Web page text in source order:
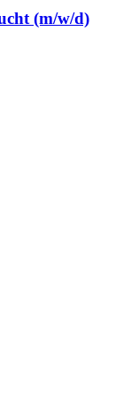
(m/w/d)